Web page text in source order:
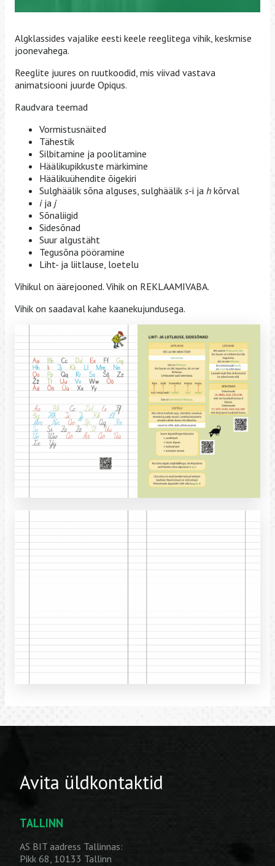
Algklassides vajalike eesti keele reeglitega vihik, keskmise
joonevahega.
Reeglite juures on ruutkoodid, mis viivad vastava
animatsiooni juurde Opiqus.
Raudvara teemad
Vormistusnäited
Tähestik
Silbitamine ja poolitamine
Häälikupikkuste märkimine
Häälikuühendite õigekiri
Sulghäälik sõna alguses, sulghäälik s-i ja h kõrval
ija j
Sõnaliigid
Sidesõnad
Suur algustäht
Tegusõna pööramine
Liht- ja liitlause, loetelu
Vihikul on äärejooned. Vihik on REKLAAMIVABA.
Vihik on saadaval kahe kaanekujundusega.
Avita üldkontaktid
TALLINN
AS BIT aadress Tallinnas:
Pikk 68, 10133 Tallinn